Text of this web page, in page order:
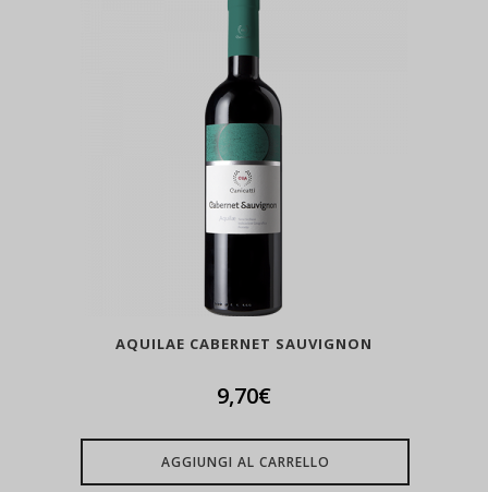
AQUILAE CABERNET SAUVIGNON
9,70€
AGGIUNGI AL CARRELLO